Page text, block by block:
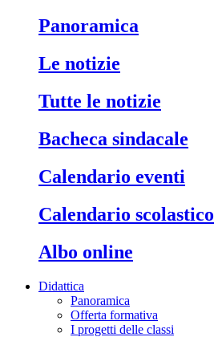
panoramica
le notizie
tutte le notizie
bacheca sindacale
calendario eventi
calendario scolastico
albo online
Didattica
Panoramica
Offerta formativa
I progetti delle classi